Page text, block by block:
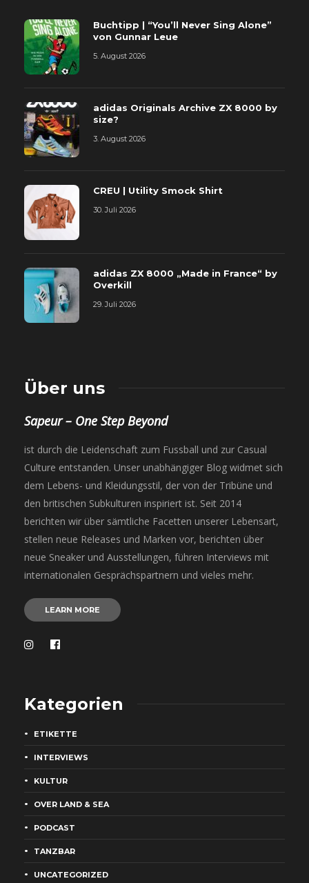
Buchtipp | “You’ll Never Sing Alone”
von Gunnar Leue
5. August 2026
adidas Originals Archive ZX 8000 by
size?
3. August 2026
CREU | Utility Smock Shirt
30. Juli 2026
adidas ZX 8000 „Made in France“ by
Overkill
29. Juli 2026
Über uns
Sapeur – One Step Beyond
ist durch die Leidenschaft zum Fussball und zur Casual
Culture entstanden. Unser unabhängiger Blog widmet sich
dem Lebens- und Kleidungsstil, der von der Tribüne und
den britischen Subkulturen inspiriert ist. Seit 2014
berichten wir über sämtliche Facetten unserer Lebensart,
stellen neue Releases und Marken vor, berichten über
neue Sneaker und Ausstellungen, führen Interviews mit
internationalen Gesprächspartnern und vieles mehr.
LEARN MORE
Kategorien
ETIKETTE
INTERVIEWS
KULTUR
OVER LAND & SEA
PODCAST
TANZBAR
UNCATEGORIZED